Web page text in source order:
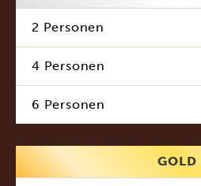
2 Personen
4 Personen
6 Personen
GOLD